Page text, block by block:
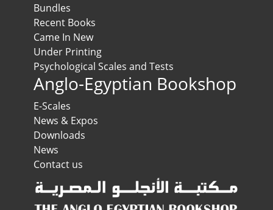
Bundles
Recent Books
Came In New
Under Printing
Psychological Scales and Tests
Anglo-Egyptian Bookshop
E-Scales
News & Expos
Downloads
News
Contact us